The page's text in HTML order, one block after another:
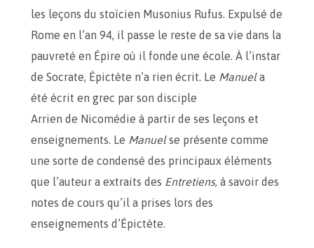
les leçons du stoïcien Musonius Rufus. Expulsé de
Rome en l’an 94, il passe le reste de sa vie dans la
pauvreté en Épire où il fonde une école. À l’instar
de Socrate, Épictète n’a rien écrit. Le Manuela
été écrit en grec par son disciple
Arrien de Nicomédie à partir de ses leçons et
enseignements. Le Manuelse présente comme
une sorte de condensé des principaux éléments
que l’auteur a extraits des Entretiens, à savoir des
notes de cours qu’il a prises lors des
enseignements d’Épictète.